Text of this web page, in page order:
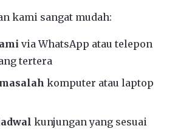
kami sangat mudah:
via WhatsApp atau telepon
tertera
komputer atau laptop
kunjungan yang sesuai